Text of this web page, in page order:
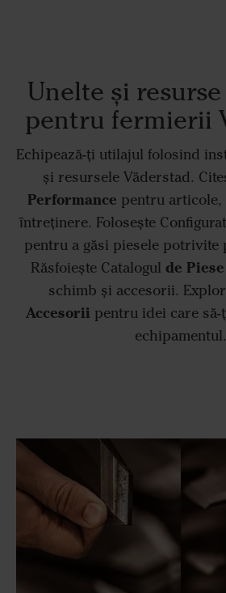
Unelte și
pentru fermierii
Echipează-ți utilajul folosind
și resursele Väderstad.
Performance pentru
întreținere. Folosește
pentru a găsi piesele potrivite
Răsfoiește Catalogul de Piese
schimb și accesorii.
Accesorii pentru idei care să-
echipamentul.